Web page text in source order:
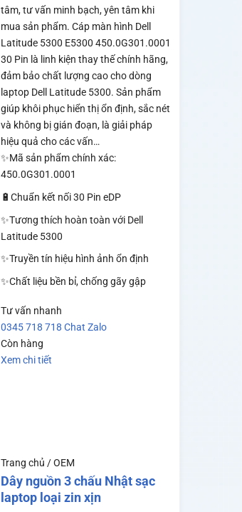
tâm, tư vấn minh bạch, yên tâm khi
mua sản phẩm. Cáp màn hình Dell
Latitude 5300 E5300 450.0G301.0001
30 Pin là linh kiện thay thế chính hãng,
đảm bảo chất lượng cao cho dòng
laptop Dell Latitude 5300. Sản phẩm
giúp khôi phục hiển thị ổn định, sắc nét
và không bị gián đoạn, là giải pháp
hiệu quả cho các vấn…
✨Mã sản phẩm chính xác:
450.0G301.0001
🔋Chuẩn kết nối 30 Pin eDP
✨Tương thích hoàn toàn với Dell
Latitude 5300
✨Truyền tín hiệu hình ảnh ổn định
✨Chất liệu bền bỉ, chống gãy gập
Tư vấn nhanh
0345 718 718 Chat Zalo
Còn hàng
Xem chi tiết
Trang chủ / OEM
Dây nguồn 3 chấu Nhật sạc
laptop loại zin xịn